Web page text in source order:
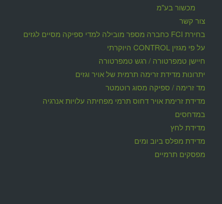
מכשור בע"מ
צור קשר
בחירת FCI כחברה מספר מובילה למדי ספיקה מסיים לגזים
על פי מגזין CONTROL היוקרתי
חיישן טמפרטורה / רגש טמפרטורה
יתרונות מדידת זרימה תרמית של אויר וגזים
מד זרימה / ספיקה מסוג רוטמטר
מדידת זרימת אויר דחוס תרמי מפחיתה עלויות אנרגיה
במדחסים
מדידת לחץ
מדידת מפלס ביוב ומים
מפסקים תרמיים